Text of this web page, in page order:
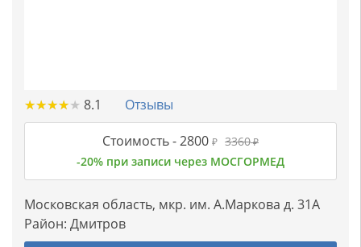
★★★★★
★★★★★ 8.1 Отзывы
Стоимость -2800 ₽ 3360₽
-20% при записи через МОСГОРМЕД
Московская область, мкр. им. А.Маркова д. 31А
Район: Дмитров